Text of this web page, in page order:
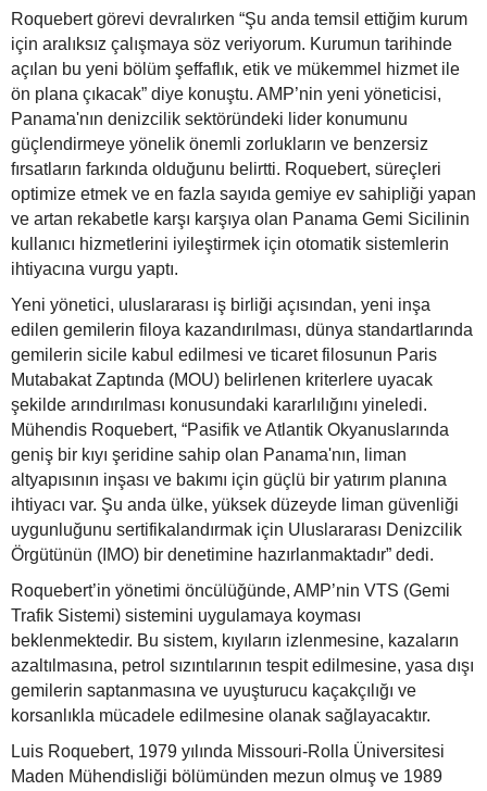
Roquebert görevi devralırken “Şu anda temsil ettiğim kurum
için aralıksız çalışmaya söz veriyorum. Kurumun tarihinde
açılan bu yeni bölüm şeffaflık, etik ve mükemmel hizmet ile
ön plana çıkacak” diye konuştu. AMP’nin yeni yöneticisi,
Panama'nın denizcilik sektöründeki lider konumunu
güçlendirmeye yönelik önemli zorlukların ve benzersiz
fırsatların farkında olduğunu belirtti. Roquebert, süreçleri
optimize etmek ve en fazla sayıda gemiye ev sahipliği yapan
ve artan rekabetle karşı karşıya olan Panama Gemi Sicilinin
kullanıcı hizmetlerini iyileştirmek için otomatik sistemlerin
ihtiyacına vurgu yaptı.
Yeni yönetici, uluslararası iş birliği açısından, yeni inşa
edilen gemilerin filoya kazandırılması, dünya standartlarında
gemilerin sicile kabul edilmesi ve ticaret filosunun Paris
Mutabakat Zaptında (MOU) belirlenen kriterlere uyacak
şekilde arındırılması konusundaki kararlılığını yineledi.
Mühendis Roquebert, “Pasifik ve Atlantik Okyanuslarında
geniş bir kıyı şeridine sahip olan Panama'nın, liman
altyapısının inşası ve bakımı için güçlü bir yatırım planına
ihtiyacı var. Şu anda ülke, yüksek düzeyde liman güvenliği
uygunluğunu sertifikalandırmak için Uluslararası Denizcilik
Örgütünün (IMO) bir denetimine hazırlanmaktadır” dedi.
Roquebert’in yönetimi öncülüğünde, AMP’nin VTS (Gemi
Trafik Sistemi) sistemini uygulamaya koyması
beklenmektedir. Bu sistem, kıyıların izlenmesine, kazaların
azaltılmasına, petrol sızıntılarının tespit edilmesine, yasa dışı
gemilerin saptanmasına ve uyuşturucu kaçakçılığı ve
korsanlıkla mücadele edilmesine olanak sağlayacaktır.
Luis Roquebert, 1979 yılında Missouri-Rolla Üniversitesi
Maden Mühendisliği bölümünden mezun olmuş ve 1989